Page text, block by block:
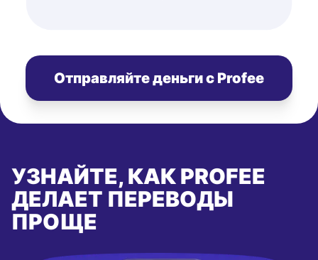
Отправляйте деньги с Profee
УЗНАЙТЕ, КАК PROFEE
ДЕЛАЕТ ПЕРЕВОДЫ
ПРОЩЕ